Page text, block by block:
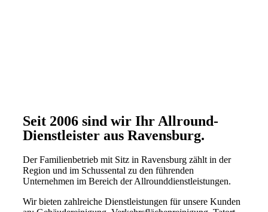
Seit 2006 sind wir Ihr Allround-
Dienstleister aus Ravensburg.
Der Familienbetrieb mit Sitz in Ravensburg zählt in der
Region und im Schussental zu den führenden
Unternehmen im Bereich der Allrounddienstleistungen.
Wir bieten zahlreiche Dienstleistungen für unsere Kunden